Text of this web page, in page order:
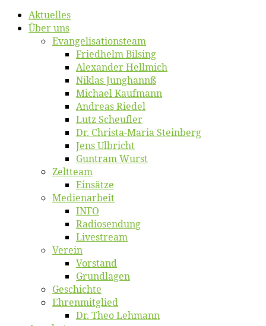
Ak­tu­el­les
Über uns
Evangelisa­tions­team
Fried­helm Bilsing
Alex­an­der Hellmich
Ni­klas Junghannß
Mi­cha­el Kaufmann
An­dre­as Riedel
Lutz Scheuf­ler
Dr. Chris­­ta-Ma­ria Steinberg
Jens Ulb­richt
Gun­tram Wurst
Zelt­team
Ein­sät­ze
Me­di­en­ar­beit
INFO
Ra­dio­sen­dung
Live­stream
Ver­ein
Vor­stand
Grund­la­gen
Ge­schich­te
Eh­ren­mit­glied
Dr. Theo Lehmann